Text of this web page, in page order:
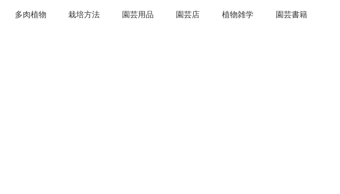
多肉植物 栽培方法 園芸用品 園芸店 植物雑学 園芸書籍